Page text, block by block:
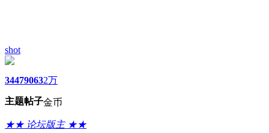
shot
3447
主题
9063
帖子
2万
金币
★★ 论坛版主 ★★